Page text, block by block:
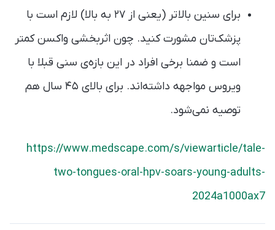
برای سنین بالاتر (یعنی از ۲۷ به بالا) لازم است با
پزشک‌تان مشورت کنید. چون اثربخشی واکسن کمتر
است و ضمنا برخی افراد در این بازه‌ی سنی قبلا با
ویروس مواجهه داشته‌اند. برای بالای ۴۵ سال هم
توصیه نمی‌شود.
https://www.medscape.com/s/viewarticle/tale-
two-tongues-oral-hpv-soars-young-adults-
2024a1000ax7